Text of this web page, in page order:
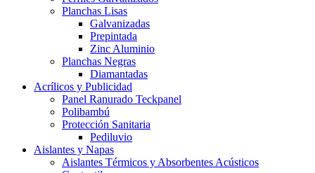
Planchas Lisas
Galvanizadas
Prepintada
Zinc Aluminio
Planchas Negras
Diamantadas
Acrílicos y Publicidad
Panel Ranurado Teckpanel
Polibambú
Protección Sanitaria
Pediluvio
Aislantes y Napas
Aislantes Térmicos y Absorbentes Acústicos